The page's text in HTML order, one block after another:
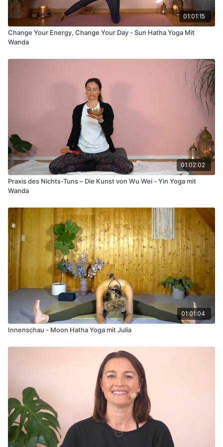
Lass uns gemeinsam wachsen, loslassen und neu aufblühen.
Dein Soul Date wartet auf dich.
01:01:15
Change Your Energy, Change Your Day - Sun Hatha Yoga Mit
Wanda
01:02:02
Praxis des Nichts-Tuns – Die Kunst von Wu Wei - Yin Yoga mit
Wanda
01:01:04
Innenschau - Moon Hatha Yoga mit Julia